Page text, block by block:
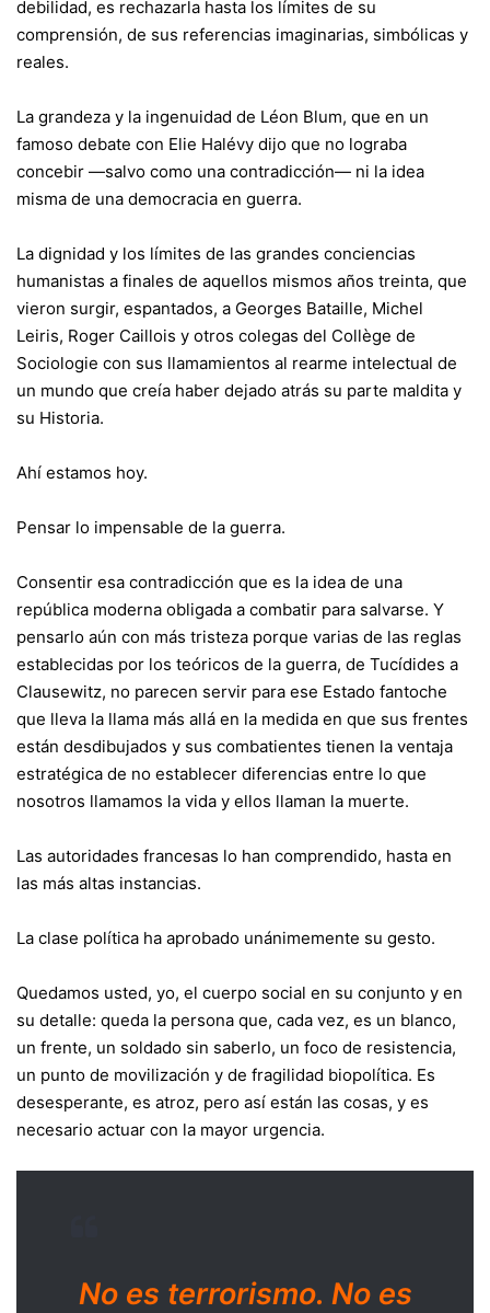
debilidad, es rechazarla hasta los límites de su
comprensión, de sus referencias imaginarias, simbólicas y
reales.
La grandeza y la ingenuidad de Léon Blum, que en un
famoso debate con Elie Halévy dijo que no lograba
concebir —salvo como una contradicción— ni la idea
misma de una democracia en guerra.
La dignidad y los límites de las grandes conciencias
humanistas a finales de aquellos mismos años treinta, que
vieron surgir, espantados, a Georges Bataille, Michel
Leiris, Roger Caillois y otros colegas del Collège de
Sociologie con sus llamamientos al rearme intelectual de
un mundo que creía haber dejado atrás su parte maldita y
su Historia.
Ahí estamos hoy.
Pensar lo impensable de la guerra.
Consentir esa contradicción que es la idea de una
república moderna obligada a combatir para salvarse. Y
pensarlo aún con más tristeza porque varias de las reglas
establecidas por los teóricos de la guerra, de Tucídides a
Clausewitz, no parecen servir para ese Estado fantoche
que lleva la llama más allá en la medida en que sus frentes
están desdibujados y sus combatientes tienen la ventaja
estratégica de no establecer diferencias entre lo que
nosotros llamamos la vida y ellos llaman la muerte.
Las autoridades francesas lo han comprendido, hasta en
las más altas instancias.
La clase política ha aprobado unánimemente su gesto.
Quedamos usted, yo, el cuerpo social en su conjunto y en
su detalle: queda la persona que, cada vez, es un blanco,
un frente, un soldado sin saberlo, un foco de resistencia,
un punto de movilización y de fragilidad biopolítica. Es
desesperante, es atroz, pero así están las cosas, y es
necesario actuar con la mayor urgencia.
No es terrorismo. No es